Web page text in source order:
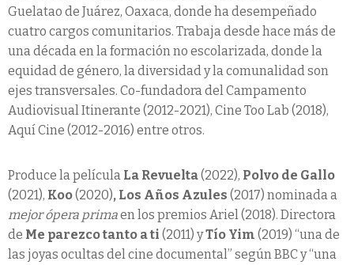
Guelatao de Juárez, Oaxaca, donde ha desempeñado
cuatro cargos comunitarios. Trabaja desde hace más de
una década en la formación no escolarizada, donde la
equidad de género, la diversidad y la comunalidad son
ejes transversales. Co-fundadora del Campamento
Audiovisual Itinerante (2012-2021), Cine Too Lab (2018),
Aquí Cine (2012-2016) entre otros.
Produce la película La Revuelta(2022), Polvo de Gallo
(2021), Koo(2020), Los Años Azules (2017) nominada a
mejor ópera primaen los premios Ariel (2018). Directora
de Me parezco tanto a ti (2011) yTío Yim (2019) “una de
las joyas ocultas del cine documental” según BBC y “una